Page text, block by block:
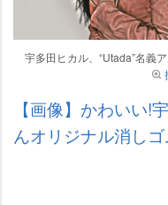
宇多田ヒカル、“Utada”名義
【画像】かわいい!
んオリジナル消しゴ